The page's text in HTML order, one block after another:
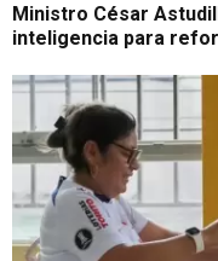
Ministro César
inteligencia para